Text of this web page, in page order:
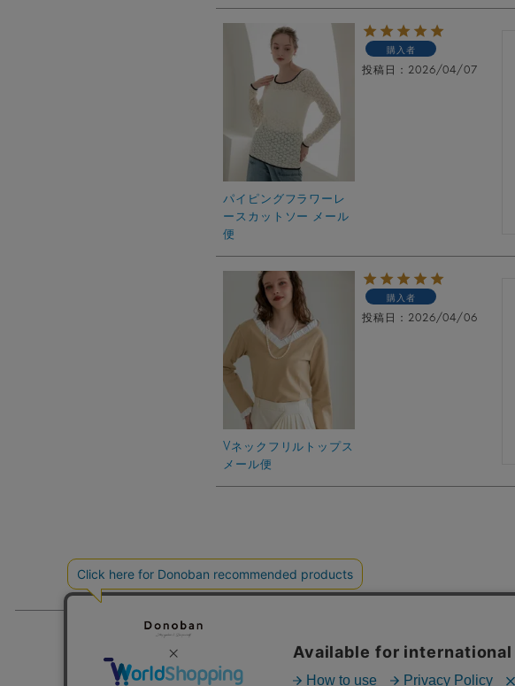
パイピングフラワーレ
ースカットソー メール
便
購入者
投稿日 2026/04/07
Vネックフリルトップス
メール便
購入者
投稿日 2026/04/06